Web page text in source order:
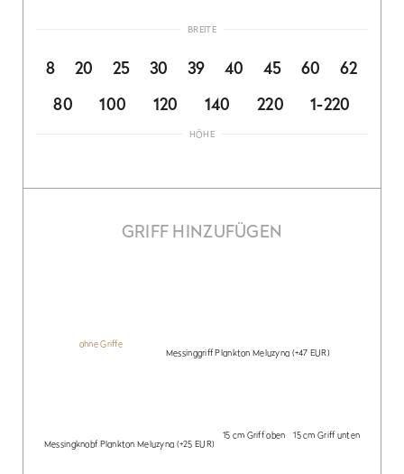
BREITE
8 20 25 30 39 40 45 60
62
80
100 120 140 220 1-220
HÖHE
GRIFF HINZUFÜGEN
ohne Griffe
Messinggriff Plankton Meluzyna (+47 EUR)
Messingknobf Plankton Meluzyna (+25 EUR)
15 cm Griff oben 15 cm Griff unten